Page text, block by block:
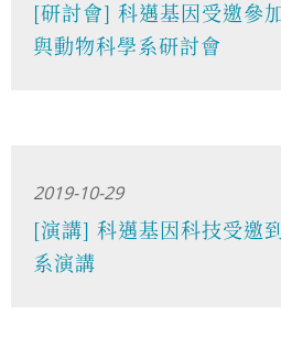
[研討會] 科邁基因受邀參
與動物科學系研討會
2019-10-29
[演講] 科邁基因科技受邀
系演講